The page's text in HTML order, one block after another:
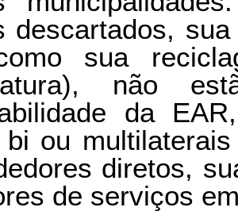
descartados,
sua
não
da
bi ou
diretos,
de serviços